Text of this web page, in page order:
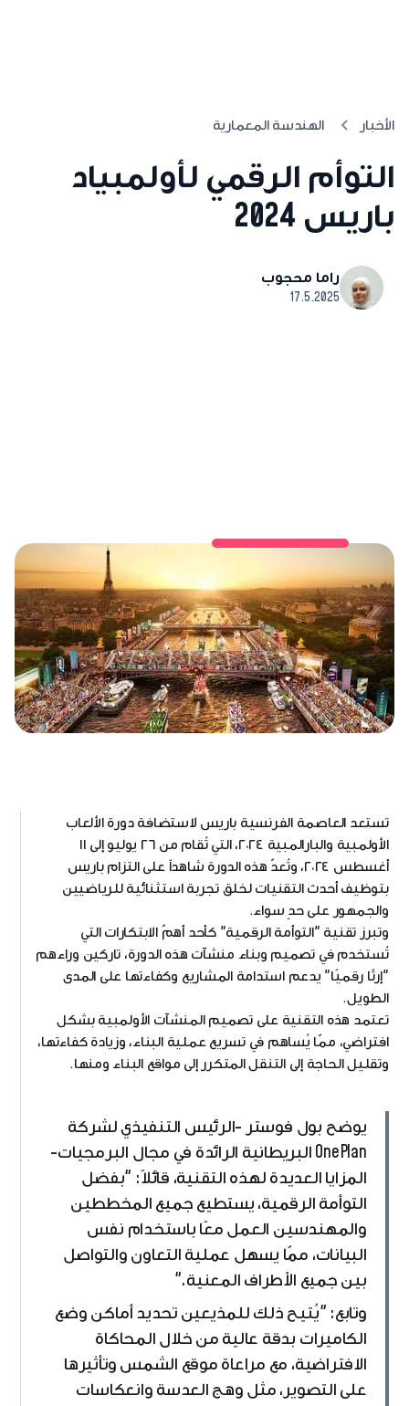
الأخبار الهندسة المعمارية
التوأم الرقمي لأولمبياد
باريس 2024
راما محجوب
17.5.2025
تستعد العاصمة الفرنسية باريس لاستضافة دورة الألعاب
الأولمبية والبارالمبية ٢٠٢٤، التي تُقام من ٢٦ يوليو إلى ١١
أغسطس ٢٠٢٤، وتُعدّ هذه الدورة شاهداً على التزام باريس
بتوظيف أحدث التقنيات لخلق تجربة استثنائية للرياضيين
والجمهور على حدٍ سواء.
وتبرز تقنية "التوأمة الرقمية" كأحد أهمّ الابتكارات التي
تُستخدم في تصميم وبناء منشآت هذه الدورة، تاركين وراءهم
"إرثًا رقميًا" يدعم استدامة المشاريع وكفاءتها على المدى
الطويل.
تعتمد هذه التقنية على تصميم المنشآت الأولمبية بشكل
افتراضي، ممّا يُساهم في تسريع عملية البناء، وزيادة كفاءتها،
وتقليل الحاجة إلى التنقل المتكرر إلى مواقع البناء ومنها.
يوضح بول فوستر -الرئيس التنفيذي لشركة
OnePlan البريطانية الرائدة في مجال البرمجيات-
المزايا العديدة لهذه التقنية، قائلاً: "بفضل
التوأمة الرقمية، يستطيع جميع المخططين
والمهندسين العمل معًا باستخدام نفس
البيانات، ممّا يسهل عملية التعاون والتواصل
بين جميع الأطراف المعنية."
وتابع: "يُتيح ذلك للمذيعين تحديد أماكن وضع
الكاميرات بدقة عالية من خلال المحاكاة
الافتراضية، مع مراعاة موقع الشمس وتأثيرها
على التصوير، مثل وهج العدسة وانعكاسات